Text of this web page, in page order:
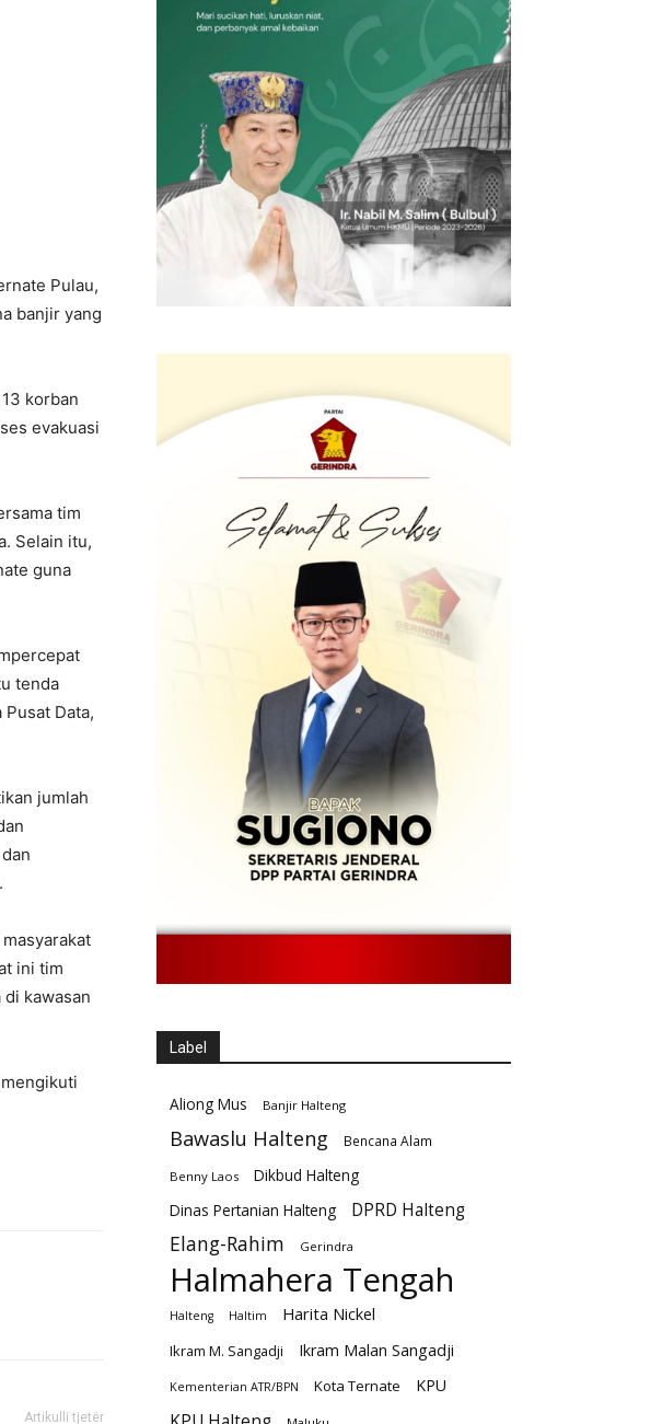
Pulau,
banjir yang
korban
evakuasi
tim
Selain itu,
guna
tenda
Data,
jumlah
ini tim
kawasan
Artikulli tjetër
Label
Aliong Mus Banjir Halteng
Bawaslu Halteng Bencana Alam
Benny Laos
Dikbud Halteng
Dinas Pertanian Halteng
DPRD Halteng
Elang-Rahim Gerindra
Halmahera Tengah
Halteng Haltim Harita Nickel
Ikram M. Sangadji Ikram Malan Sangadji
Kementerian ATR/BPN Kota Ternate KPU